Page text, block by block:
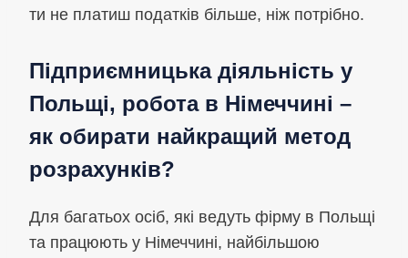
ти не платиш податків більше, ніж потрібно.
Підприємницька діяльність у
Польщі, робота в Німеччині –
як обирати найкращий метод
розрахунків?
Для багатьох осіб, які ведуть фірму в Польщі
та працюють у Німеччині, найбільшою